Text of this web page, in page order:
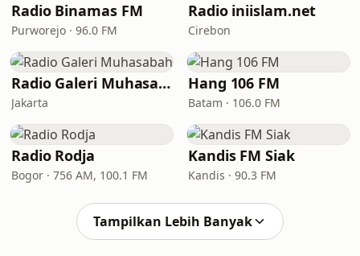
Radio Binamas FM
Purworejo · 96.0 FM
Radio iniislam.net
Cirebon
Radio Galeri Muhasabah
Jakarta
Hang 106 FM
Batam · 106.0 FM
Radio Rodja
Bogor · 756 AM, 100.1 FM
Kandis FM Siak
Kandis · 90.3 FM
Tampilkan Lebih Banyak